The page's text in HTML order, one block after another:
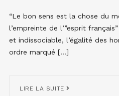
“Le bon sens est la chose du
l’empreinte de l’”esprit
et indissociable, l’égalité des
ordre marqué […]
LIRE LA SUITE